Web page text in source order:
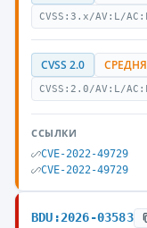
CVSS:3.x/AV:L/
CVSS 2.0
CVSS:2.0/AV:L/
ССЫЛКИ
CVE-2022-49729
CVE-2022-49729
BDU:2026-03583